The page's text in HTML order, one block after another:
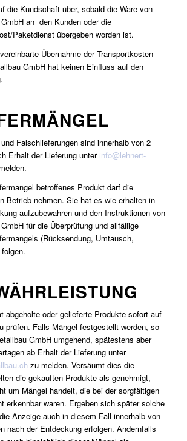
die Kundschaft über, sobald die Ware von
an den Kunden oder die
Paketdienst übergeben worden ist.
Übernahme der Transportkosten
GmbH hat keinen Einfluss auf den
Falschlieferungen sind innerhalb von 2
Erhalt der Lieferung unter info@lehnert-
betroffenes Produkt darf die
Betrieb nehmen. Sie hat es wie erhalten in
aufzubewahren und den Instruktionen von
für die Überprüfung und allfällige
(Rücksendung, Umtausch,
abgeholte oder gelieferte Produkte sofort auf
prüfen. Falls Mängel festgestellt werden, so
GmbH umgehend, spätestens aber
ab Erhalt der Lieferung unter
zu melden. Versäumt dies die
die gekauften Produkte als genehmigt,
um Mängel handelt, die bei der sorgfältigen
erkennbar waren. Ergeben sich später solche
Anzeige auch in diesem Fall innerhalb von
nach der Entdeckung erfolgen. Andernfalls